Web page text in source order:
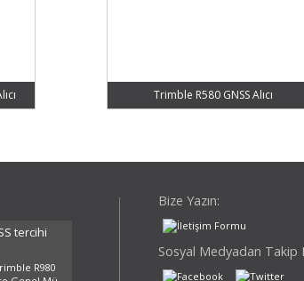
Trimble R580 GNSS Alıcı
tercihi
R980
Bize Yazın:
Sosyal Medyadan Takip